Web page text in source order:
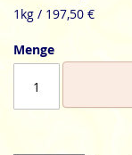
1kg / 197,50 €
Menge